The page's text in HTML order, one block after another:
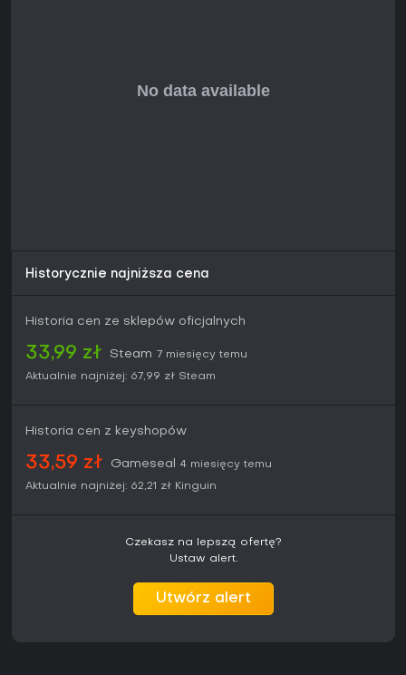
Historycznie najniższa cena
Historia cen ze sklepów oficjalnych
33,99 zł Steam 7 miesięcy temu
Aktualnie najniżej: 67,99 zł Steam
Historia cen z keyshopów
33,59 zł Gameseal
4 miesięcy temu
Aktualnie najniżej: 62,21 zł Kinguin
Czekasz na lepszą ofertę?
Ustaw alert.
Utwórz alert